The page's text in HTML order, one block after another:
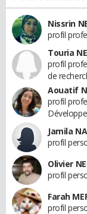
Nissrin
profil
Touria
profil
de
Aouatif
profil
Jamila
profil
Olivier
profil
Farah
profil